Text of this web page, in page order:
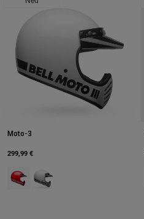
Moto-3
299,99 €
Product swatch type of Rot.
Product swatch type of Weiß.